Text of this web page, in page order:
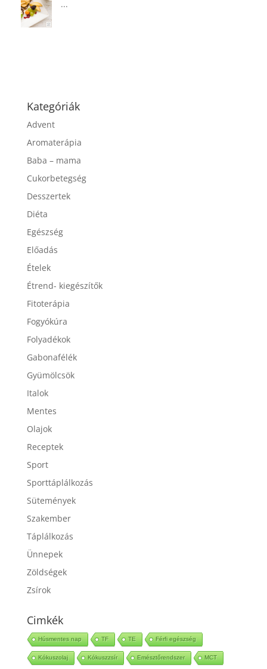
Kategóriák
Advent
Aromaterápia
Baba – mama
Cukorbetegség
Desszertek
Diéta
Egészség
Előadás
Ételek
Étrend- kiegészítők
Fitoterápia
Fogyókúra
Folyadékok
Gabonafélék
Gyümölcsök
Italok
Mentes
Olajok
Receptek
Sport
Sporttáplálkozás
Sütemények
Szakember
Táplálkozás
Ünnepek
Zöldségek
Zsírok
Cimkék
Húsmentes nap TF TE Férfi egészség
Kókuszolaj Kókuszzsír Emésztőrendszer MCT